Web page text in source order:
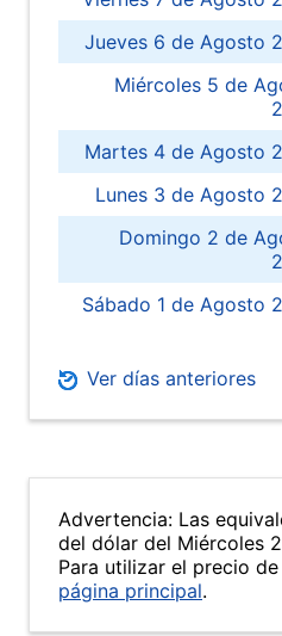
Jueves 6 de Agosto
Miércoles 5 de
Martes 4 de Agosto
Lunes 3 de Agosto
Domingo 2 de
Sábado 1 de Agosto
Ver días anteriores
Advertencia: Las
del dólar del Miércoles
Para utilizar el precio
página principal.